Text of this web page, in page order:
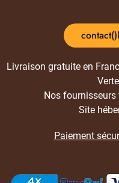
Livraison gratuite en
Nos
Site
Paiement